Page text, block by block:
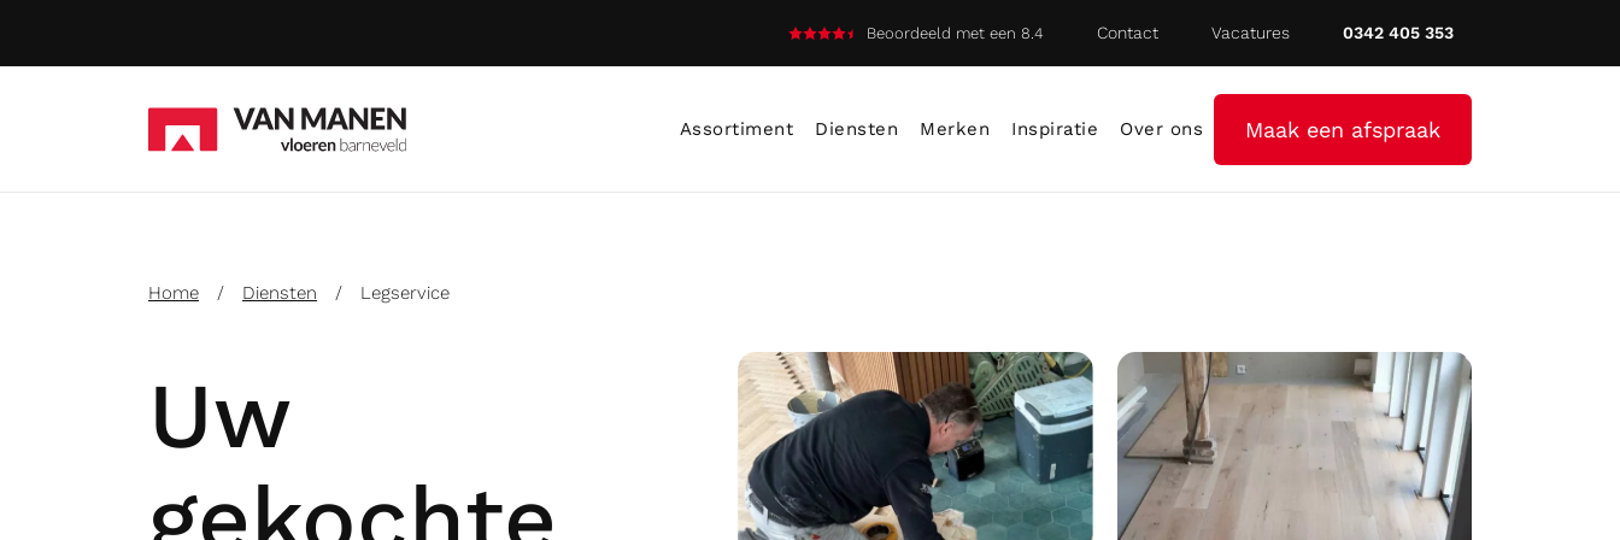
Beoordeeld met een 8.4 Contact Vacatures 0342 405 353
Assortiment Diensten Merken Inspiratie Over ons Maak een afspraak
Home / Diensten / Legservice
Uw